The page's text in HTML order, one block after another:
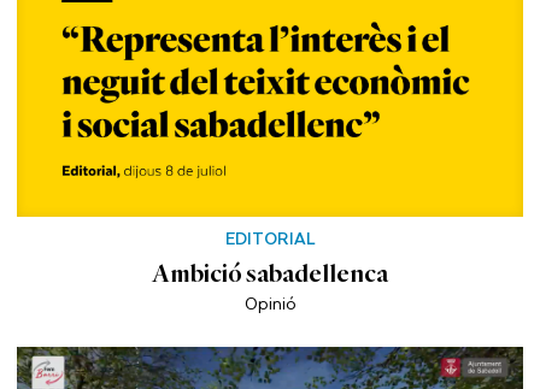
EDITORIAL
Ambició sabadellenca
Opinió